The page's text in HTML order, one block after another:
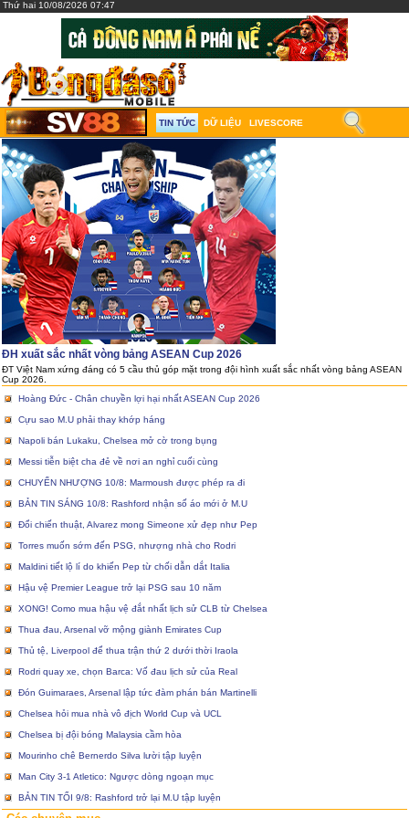
Thứ hai 10/08/2026 07:47
TIN TỨC DỮ LIỆU LIVESCORE
ĐH xuất sắc nhất vòng bảng ASEAN Cup 2026
ĐT Việt Nam xứng đáng có 5 cầu thủ góp mặt trong đội hình xuất sắc nhất vòng bảng ASEAN
Cup 2026.
Hoàng Đức - Chân chuyền lợi hại nhất ASEAN Cup 2026
Cựu sao M.U phải thay khớp háng
Napoli bán Lukaku, Chelsea mở cờ trong bụng
Messi tiễn biệt cha đẻ về nơi an nghỉ cuối cùng
CHUYỂN NHƯỢNG 10/8: Marmoush được phép ra đi
BẢN TIN SÁNG 10/8: Rashford nhận số áo mới ở M.U
Đổi chiến thuật, Alvarez mong Simeone xử đẹp như Pep
Torres muốn sớm đến PSG, nhượng nhà cho Rodri
Maldini tiết lộ lí do khiến Pep từ chối dẫn dắt Italia
Hậu vệ Premier League trở lại PSG sau 10 năm
XONG! Como mua hậu vệ đắt nhất lịch sử CLB từ Chelsea
Thua đau, Arsenal vỡ mộng giành Emirates Cup
Thủ tệ, Liverpool để thua trận thứ 2 dưới thời Iraola
Rodri quay xe, chọn Barca: Vố đau lịch sử của Real
Đón Guimaraes, Arsenal lập tức đàm phán bán Martinelli
Chelsea hỏi mua nhà vô địch World Cup và UCL
Chelsea bị đội bóng Malaysia cầm hòa
Mourinho chê Bernerdo Silva lười tập luyện
Man City 3-1 Atletico: Ngược dòng ngoạn mục
BẢN TIN TỐI 9/8: Rashford trở lại M.U tập luyện